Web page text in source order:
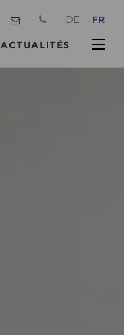
DE FR
ACTUALITÉS